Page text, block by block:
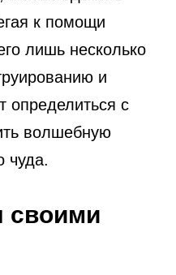
к помощи
лишь несколько
и
определиться с
волшебную
чуда.
своими